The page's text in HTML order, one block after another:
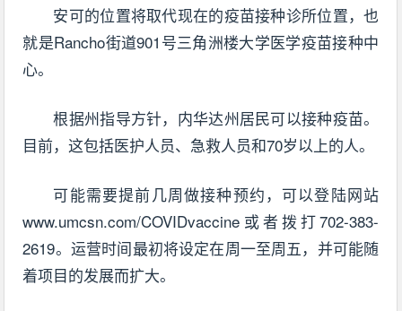
安可的位置将取代现在的疫苗接种诊所位置，也
就是Rancho街道901号三角洲楼大学医学疫苗接种中
心。
根据州指导方针，内华达州居民可以接种疫苗。
目前，这包括医护人员、急救人员和70岁以上的人。
可能需要提前几周做接种预约，可以登陆网站
www.umcsn.com/COVIDvaccine或者拨打702-383-
2619。运营时间最初将设定在周一至周五，并可能随
着项目的发展而扩大。